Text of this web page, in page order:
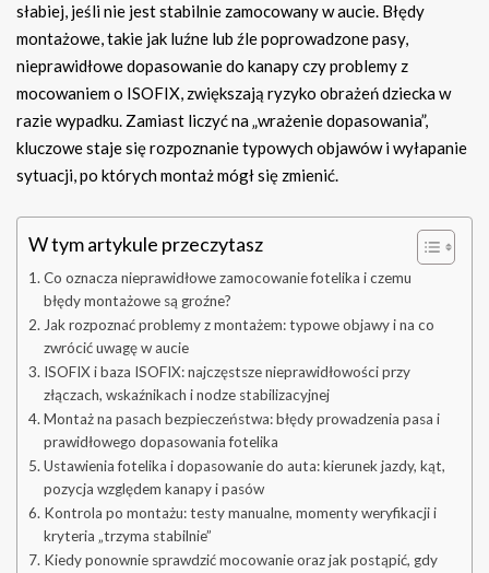
słabiej, jeśli nie jest stabilnie zamocowany w aucie. Błędy
montażowe, takie jak luźne lub źle poprowadzone pasy,
nieprawidłowe dopasowanie do kanapy czy problemy z
mocowaniem o ISOFIX, zwiększają ryzyko obrażeń dziecka w
razie wypadku. Zamiast liczyć na „wrażenie dopasowania”,
kluczowe staje się rozpoznanie typowych objawów i wyłapanie
sytuacji, po których montaż mógł się zmienić.
W tym artykule przeczytasz
Co oznacza nieprawidłowe zamocowanie fotelika i czemu
błędy montażowe są groźne?
Jak rozpoznać problemy z montażem: typowe objawy i na co
zwrócić uwagę w aucie
ISOFIX i baza ISOFIX: najczęstsze nieprawidłowości przy
złączach, wskaźnikach i nodze stabilizacyjnej
Montaż na pasach bezpieczeństwa: błędy prowadzenia pasa i
prawidłowego dopasowania fotelika
Ustawienia fotelika i dopasowanie do auta: kierunek jazdy, kąt,
pozycja względem kanapy i pasów
Kontrola po montażu: testy manualne, momenty weryfikacji i
kryteria „trzyma stabilnie”
Kiedy ponownie sprawdzić mocowanie oraz jak postąpić, gdy